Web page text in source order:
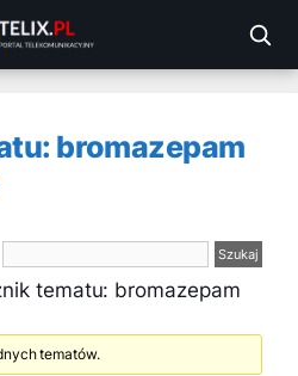
bromazepam
tematu: bromazepam
tematów.